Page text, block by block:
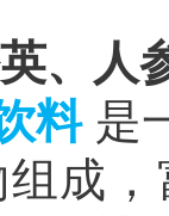
、人
料是
成